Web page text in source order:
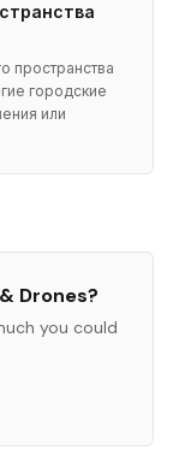
пространства
городские
или
Drones?
you could